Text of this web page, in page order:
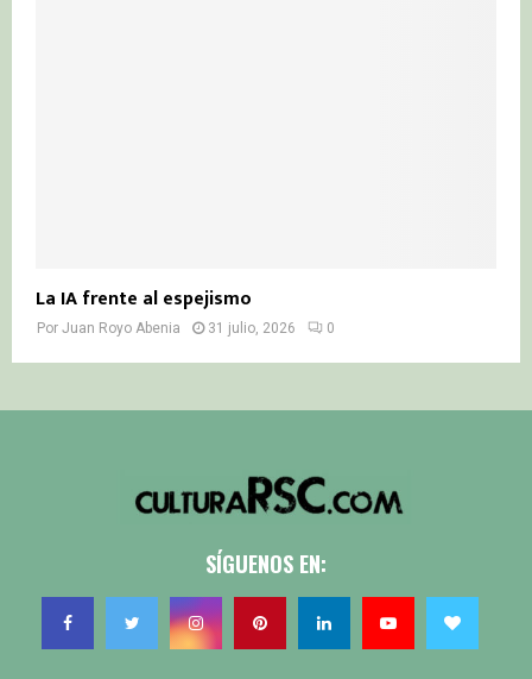
La IA frente al espejismo
Por Juan Royo Abenia 31 julio, 2026 0
SÍGUENOS EN: